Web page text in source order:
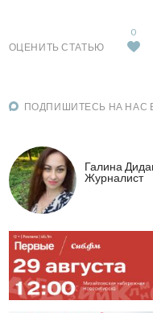
ОЦЕНИТЬ СТАТЬЮ
0
ПОДПИШИТЕСЬ НА НАС В
Галина
Журналист